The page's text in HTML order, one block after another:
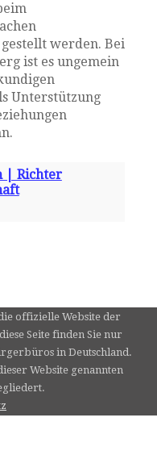
werden. Bei
ist es ungemein
Unterstützung
| Richter
offizielle Website der
Seite finden Sie nur
in Deutschland.
Website genannten